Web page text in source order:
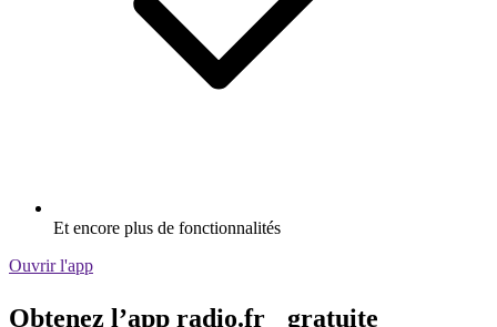
Et encore plus de fonctionnalités
Ouvrir l'app
Obtenez l’app radio.fr gratuite